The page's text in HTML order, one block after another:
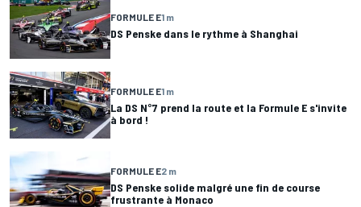
FORMULE E1 m
DS Penske dans le rythme à Shanghai
FORMULE E1 m
La DS N°7 prend la route et la Formule E s'invite
à bord !
FORMULE E2 m
DS Penske solide malgré une fin de course
frustrante à Monaco